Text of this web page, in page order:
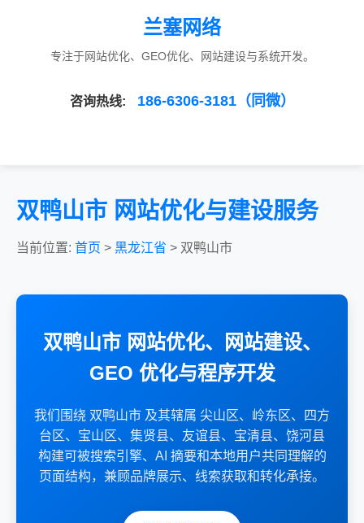
兰塞网络
专注于网站优化、GEO优化、网站建设与系统开发。
咨询热线: 186-6306-3181（同微）
双鸭山市 网站优化与建设服务
当前位置: 首页 > 黑龙江省 > 双鸭山市
双鸭山市 网站优化、网站建设、
GEO 优化与程序开发
我们围绕 双鸭山市 及其辖属 尖山区、岭东区、四方
台区、宝山区、集贤县、友谊县、宝清县、饶河县
构建可被搜索引擎、AI 摘要和本地用户共同理解的
页面结构，兼顾品牌展示、线索获取和转化承接。